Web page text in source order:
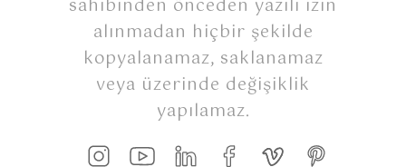
sahibinden önceden yazılı izin
alınmadan hiçbir şekilde
kopyalanamaz, saklanamaz
veya üzerinde değişiklik
yapılamaz.